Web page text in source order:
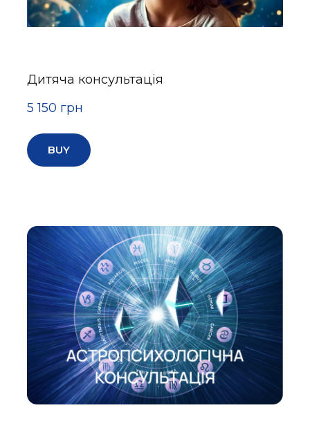
Дитяча консультація
5 150 грн
BUY